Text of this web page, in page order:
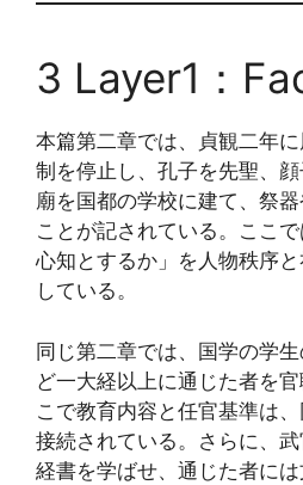
3 Layer1：
本篇第二章では、貞観二年
制を停止し、孔子を先聖、
廟を国都の学校に建て、祭
ことが記されている。ここ
心知とするか」を人物秩序
している。
同じ第二章では、国学の学
ど一大経以上に通じた者を
こで教育内容と任官基準は
接続されている。さらに、
経書を学ばせ、通じた者に